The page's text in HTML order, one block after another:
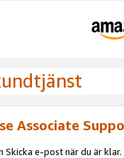
Associate
Skicka e-post när du är klar.